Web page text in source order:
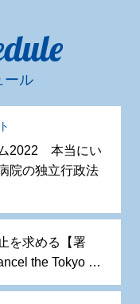
ール
2022 本当にい
院の独立行政法
を求める【署
the Tokyo …